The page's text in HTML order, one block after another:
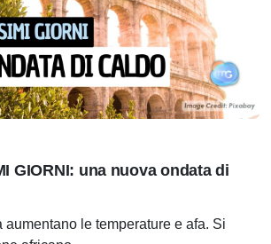
GIORNI: una nuova ondata di
aumentano le temperature e afa. Si